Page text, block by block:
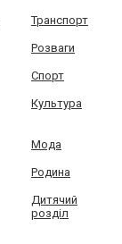
Транспорт
Розваги
Спорт
Культура
Мода
Родина
Дитячий
розділ